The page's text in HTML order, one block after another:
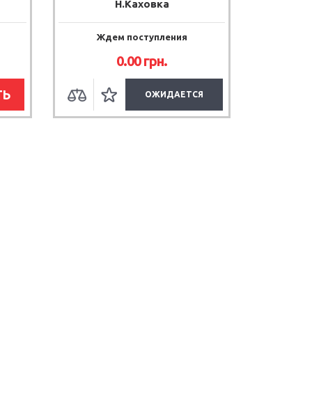
Н.Каховка
Ждем поступления
0.00грн.
ОЖИДАЕТСЯ